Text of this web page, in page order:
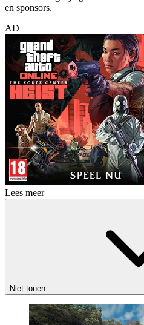
en sponsors.
AD
Lees meer
Niet tonen